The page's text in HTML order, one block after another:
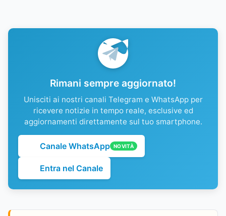
Rimani sempre aggiornato!
Unisciti ai nostri canali Telegram e WhatsApp per
ricevere notizie in tempo reale, esclusive ed
aggiornamenti direttamente sul tuo smartphone.
Canale WhatsApp NOVITÀ
Entra nel Canale